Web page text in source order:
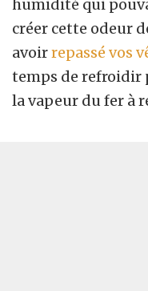
humidité qui
créer cette odeur
avoirrepassé vos
temps de refroidir
la vapeur du fer à